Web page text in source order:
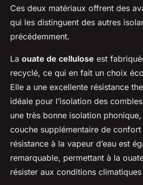
Ces deux matériaux offrent des
qui les distinguent des autres
précédemment.
La ouate de cellulose est
recyclé, ce qui en fait un choix
Elle a une excellente résistance
idéale pour l’isolation des
une très bonne isolation
couche supplémentaire de
résistance à la vapeur d’eau est
remarquable, permettant à la
résister aux conditions